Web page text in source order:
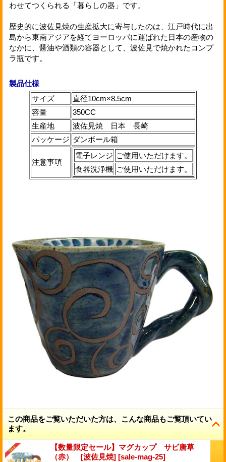
わせてつくられる「暮らしの器」です。
歴史的に波佐見焼の生産拡大に寄与したのは、江戸時代に出
島から東南アジアを経てヨーロッパに運ばれた日本の産物の
なかに、醤油や酒類の容器として、波佐見で焼かれたコンプ
ラ瓶です。
製品仕様
サイズ
直径10cm×8.5cm
容量
350CC
生産地
波佐見焼 日本 長崎
パッケージ ダンボール箱
注意事項
電子レンジ ご使用いただけます。
食器洗浄機 ご使用いただけます。
この商品をご覧いただいた方は、こんな商品もご覧頂いてい
ます。
【数量限定セール】マグカップ サビ唐草
（赤） [波佐見焼] [sale-mag-25]